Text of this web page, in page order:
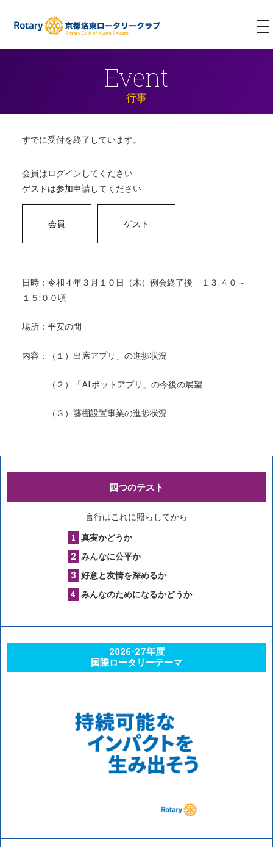
Event
行事
すでに受付を終了しています。
会員はログインしてください
ゲストは参加申請してください
日時：令和４年３月１０日（木）例会終了後 １３:４０～
１５:００頃
場所：平安の間
内容：（１）出席アプリ」の進捗状況
（２）「AIボットアプリ」の今後の展望
（３）藤棚設置事業の進捗状況
四つのテスト
言行はこれに照らしてから
真実かどうか
みんなに公平か
好意と友情を深めるか
みんなのためになるかどうか
2026-27年度
国際ロータリーテーマ